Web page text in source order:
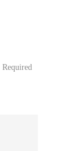
Required